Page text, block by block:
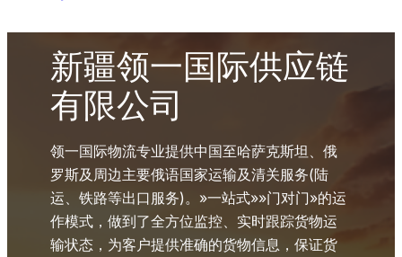
新疆领一国际供应链
有限公司
领一国际物流专业提供中国至哈萨克斯坦、俄
罗斯及周边主要俄语国家运输及清关服务(陆
运、铁路等出口服务)。»一站式»»门对门»的运
作模式，做到了全方位监控、实时跟踪货物运
输状态，为客户提供准确的货物信息，保证货